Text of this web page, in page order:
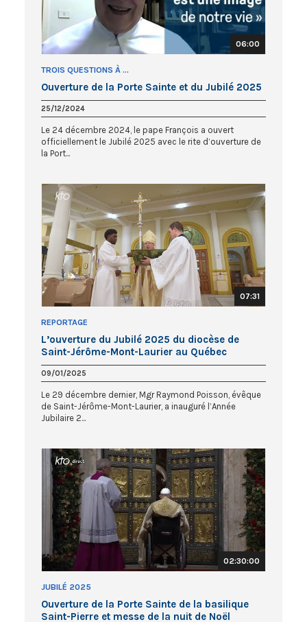
06:00
TROIS QUESTIONS À ...
Ouverture de la Porte Sainte et du Jubilé 2025
25/12/2024
Le 24 décembre 2024, le pape François a ouvert
officiellement le Jubilé 2025 avec le rite d’ouverture de
la Port...
07:31
REPORTAGE
L’ouverture du Jubilé 2025 du diocèse de
Saint-Jérôme-Mont-Laurier au Québec
09/01/2025
Le 29 décembre dernier, Mgr Raymond Poisson, évêque
de Saint-Jérôme-Mont-Laurier, a inauguré l’Année
Jubilaire 2...
02:30:00
JUBILÉ 2025
Ouverture de la Porte Sainte de la basilique
Saint-Pierre et messe de la nuit de Noël